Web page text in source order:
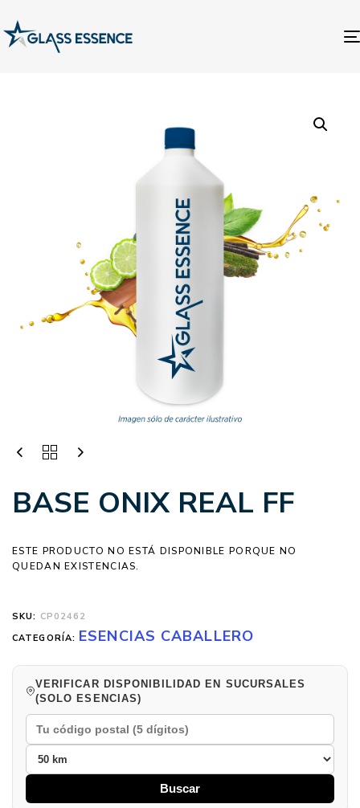
BASE ONIX REAL FF
ESTE PRODUCTO NO ESTÁ DISPONIBLE PORQUE NO
QUEDAN EXISTENCIAS.
SKU: CP02462
CATEGORÍA: ESENCIAS CABALLERO
VERIFICAR DISPONIBILIDAD EN SUCURSALES
(SOLO ESENCIAS)
Buscar